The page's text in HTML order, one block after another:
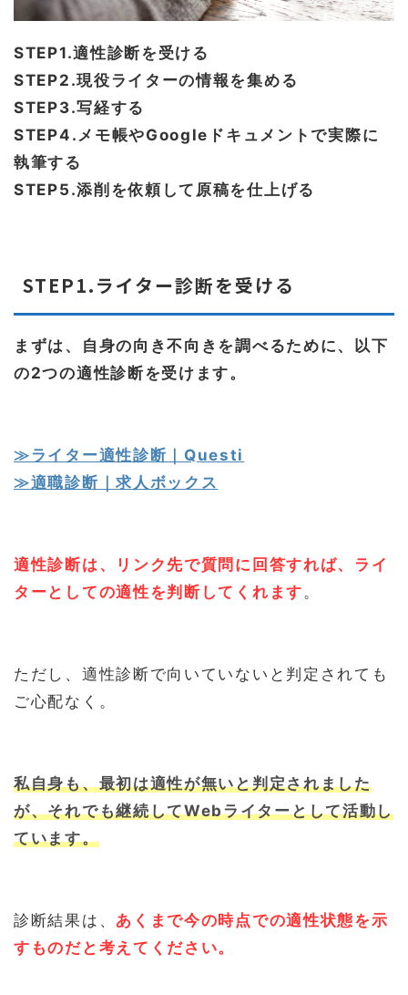
STEP1.適性診断を受ける
STEP2.現役ライターの情報を集める
STEP3.写経する
STEP4.メモ帳やGoogleドキュメントで実際に
執筆する
STEP5.添削を依頼して原稿を仕上げる
STEP1.ライター診断を受ける
まずは、自身の向き不向きを調べるために、以下
の2つの適性診断を受けます。
≫ライター適性診断｜Questi
≫適職診断｜求人ボックス
適性診断は、
リンク先で質問に回答すれば、ライ
ターとしての適性を判断してくれます 。
ただし、適性診断で向いていないと判定されても
ご心配なく。
私自身も、最初は適性が無いと判定されました
が、それでも継続してWebライターとして活動し
ています。
診断結果は、 あくまで今の時点での適性状態を示
すものだと考えてください。